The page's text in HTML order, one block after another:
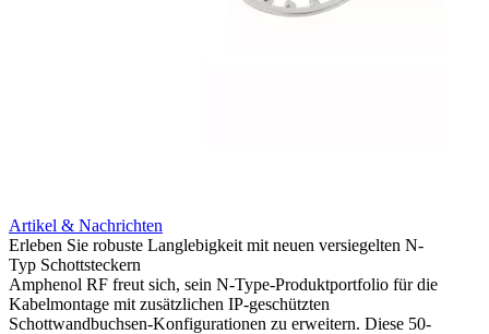
Artikel & Nachrichten
Erleben Sie robuste Langlebigkeit mit neuen versiegelten N-
Typ Schottsteckern
Amphenol RF freut sich, sein N-Type-Produktportfolio für die
Kabelmontage mit zusätzlichen IP-geschützten
Schottwandbuchsen-Konfigurationen zu erweitern. Diese 50-